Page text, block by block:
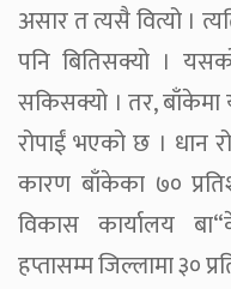
असार त त्यसै वित्यो ।
पनि बितिसक्यो ।
सकिसक्यो । तर, बाँकेमा
रोपाईं भएको छ । धान
कारण बाँकेका ७०
विकास कार्यालय
हप्तासम्म जिल्लामा ३०